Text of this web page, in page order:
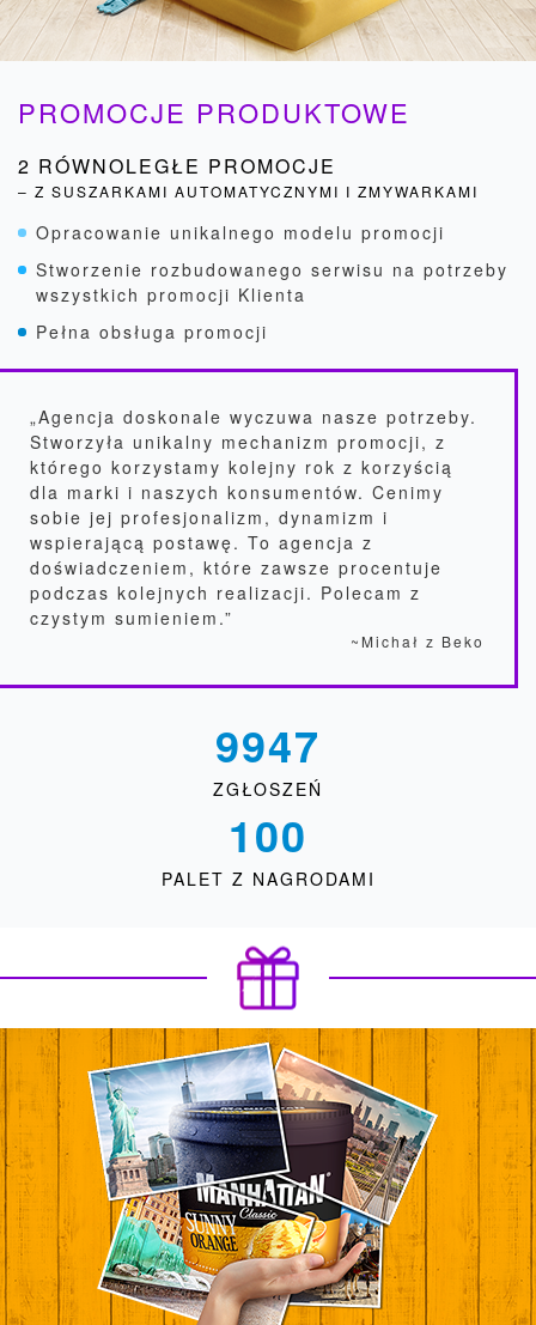
PROMOCJE PRODUKTOWE
2 RÓWNOLEGŁE PROMOCJE
– Z SUSZARKAMI AUTOMATYCZNYMI I ZMYWARKAMI
Opracowanie unikalnego modelu promocji
Stworzenie rozbudowanego serwisu na potrzeby
wszystkich promocji Klienta
Pełna obsługa promocji
„Agencja doskonale wyczuwa nasze potrzeby.
Stworzyła unikalny mechanizm promocji, z
którego korzystamy kolejny rok z korzyścią
dla marki i naszych konsumentów. Cenimy
sobie jej profesjonalizm, dynamizm i
wspierającą postawę. To agencja z
doświadczeniem, które zawsze procentuje
podczas kolejnych realizacji. Polecam z
czystym sumieniem.”
~Michał z Beko
9947
ZGŁOSZEŃ
100
PALET Z NAGRODAMI